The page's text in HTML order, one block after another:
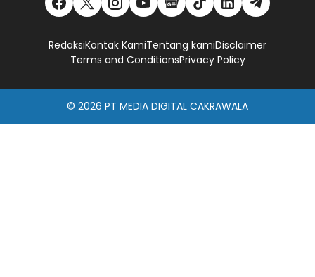
RedaksiKontak KamiTentang kamiDisclaimer
Terms and ConditionsPrivacy Policy
© 2026 PT MEDIA DIGITAL CAKRAWALA